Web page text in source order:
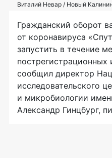
Виталий Невар / Новый
Гражданский оборот
от коронавируса
запустить в течение
сообщил директор
исследовательского
и микробиологии
Александр Гинцбург,